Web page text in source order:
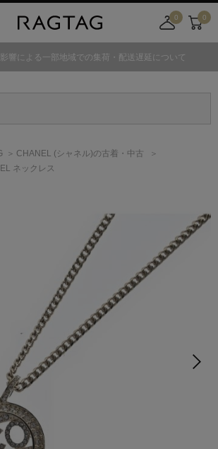
0
舗
カ
0
響による一部地域での集荷・配送遅延について
CHANEL (シャネル)の古着・中古
ネックレス